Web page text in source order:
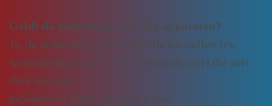
Geldt de nulmeting voor alle apparaten?
Ja, de nulmeting geldt voor alle toestellen (cv,
warmtepomp, airco, warmtepompboiler) die niet
door ons zijn
geplaatst of ouder zijn dan 2 jaar.